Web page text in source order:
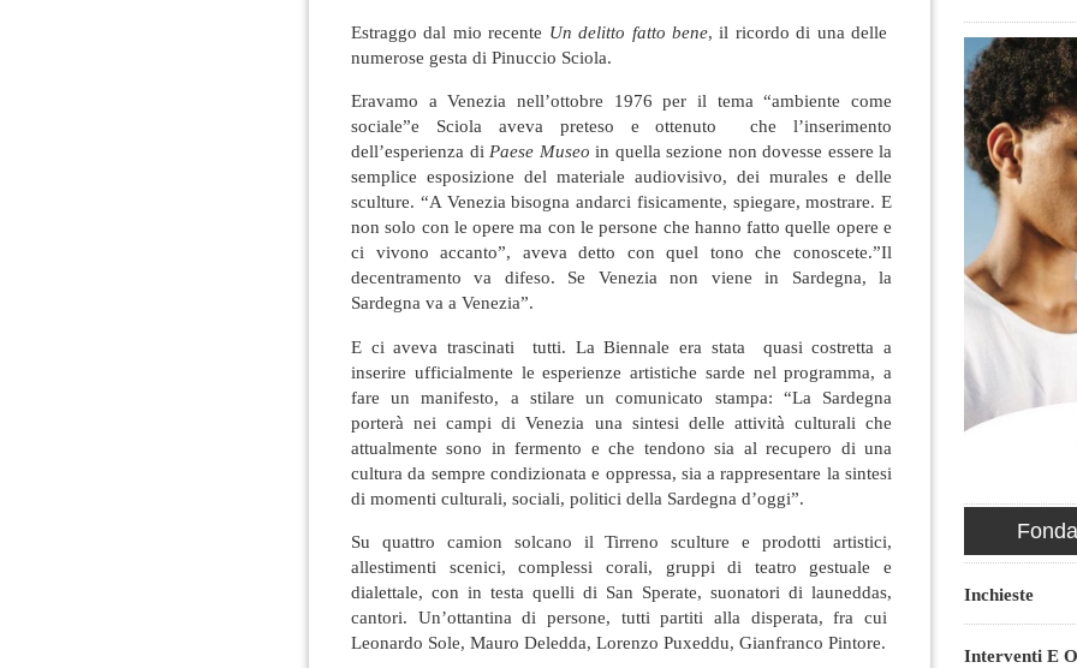
Estraggo dal mio recente Un delitto fatto bene, il ricordo di una delle
numerose gesta di Pinuccio Sciola.
Eravamo a Venezia nell’ottobre 1976 per il tema “ambiente come
sociale”e Sciola aveva preteso e ottenuto che l’inserimento
dell’esperienza di Paese Museo in quella sezione non dovesse essere la
semplice esposizione del materiale audiovisivo, dei murales e delle
sculture. “A Venezia bisogna andarci fisicamente, spiegare, mostrare. E
non solo con le opere ma con le persone che hanno fatto quelle opere e
ci vivono accanto”, aveva detto con quel tono che conoscete.”Il
decentramento va difeso. Se Venezia non viene in Sardegna, la
Sardegna va a Venezia”.
E ci aveva trascinati tutti. La Biennale era stata quasi costretta a
inserire ufficialmente le esperienze artistiche sarde nel programma, a
fare un manifesto, a stilare un comunicato stampa: “La Sardegna
porterà nei campi di Venezia una sintesi delle attività culturali che
attualmente sono in fermento e che tendono sia al recupero di una
cultura da sempre condizionata e oppressa, sia a rappresentare la sintesi
di momenti culturali, sociali, politici della Sardegna d’oggi”.
Su quattro camion solcano il Tirreno sculture e prodotti artistici,
allestimenti scenici, complessi corali, gruppi di teatro gestuale e
dialettale, con in testa quelli di San Sperate, suonatori di launeddas,
cantori. Un’ottantina di persone, tutti partiti alla disperata, fra cui
Leonardo Sole, Mauro Deledda, Lorenzo Puxeddu, Gianfranco Pintore.
Inchieste
Interventi E